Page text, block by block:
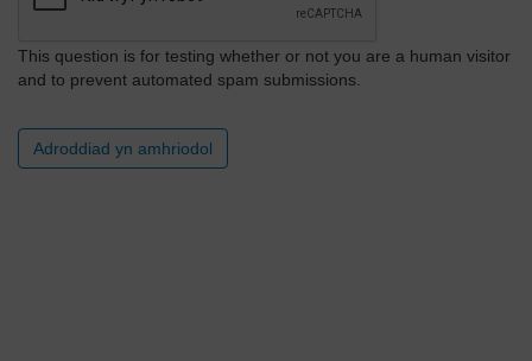
This question is for testing whether or not you are a human visitor
and to prevent automated spam submissions.
Adroddiad yn amhriodol